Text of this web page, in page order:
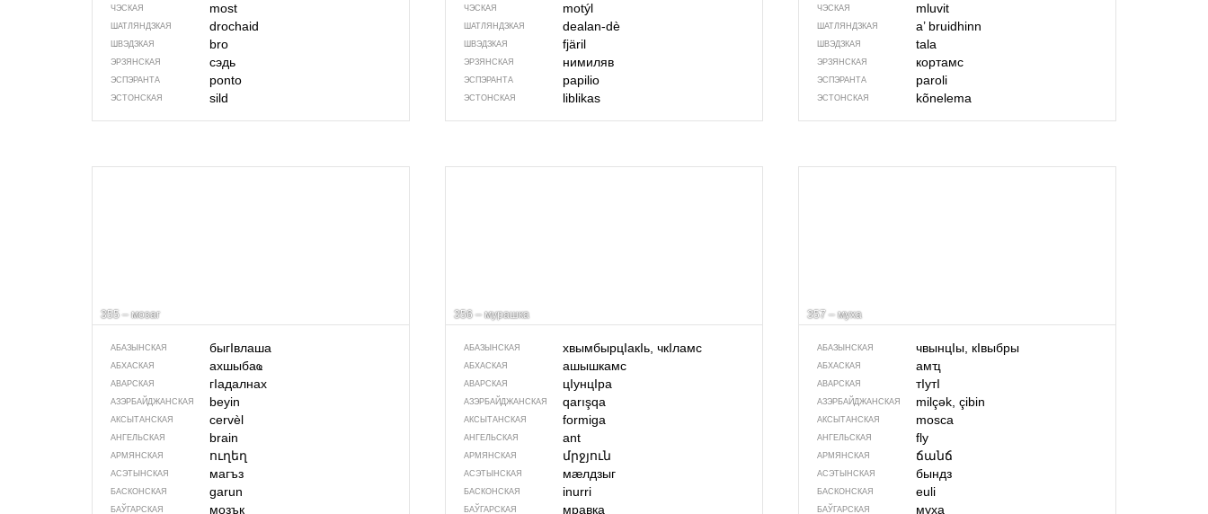
ЧЭСКАЯ most
ШАТЛЯНДЗКАЯ drochaid
ШВЭДЗКАЯ bro
ЭРЗЯНСКАЯ сэдь
ЭСПЭРАНТА ponto
ЭСТОНСКАЯ sild
ЧЭСКАЯ motýl
ШАТЛЯНДЗКАЯ dealan-dè
ШВЭДЗКАЯ fjäril
ЭРЗЯНСКАЯ нимиляв
ЭСПЭРАНТА papilio
ЭСТОНСКАЯ liblikas
ЧЭСКАЯ mluvit
ШАТЛЯНДЗКАЯ a’ bruidhinn
ШВЭДЗКАЯ tala
ЭРЗЯНСКАЯ кортамс
ЭСПЭРАНТА paroli
ЭСТОНСКАЯ kõnelema
355 – мозаг
АБАЗЫНСКАЯ быгIвлаша
АБХАСКАЯ ахшыбаҩ
АВАРСКАЯ гIадалнах
АЗЭРБАЙДЖАН­СКАЯ beyin
АКСЫТАНСКАЯ cervèl
АНГЕЛЬСКАЯ brain
АРМЯНСКАЯ ուղեղ
АСЭТЫНСКАЯ магъз
БАСКОНСКАЯ garun
БАЎГАРСКАЯ мозък
356 – мурашка
АБАЗЫНСКАЯ хвымбырцIакIь, чкIламс
АБХАСКАЯ ашышкамс
АВАРСКАЯ цIунцIра
АЗЭРБАЙДЖАН­СКАЯ qarışqa
АКСЫТАНСКАЯ formiga
АНГЕЛЬСКАЯ ant
АРМЯНСКАЯ մրջյուն
АСЭТЫНСКАЯ мӕлдзыг
БАСКОНСКАЯ inurri
БАЎГАРСКАЯ мравка
357 – муха
АБАЗЫНСКАЯ чвынцIы, кIвыбры
АБХАСКАЯ амҵ
АВАРСКАЯ тIутI
АЗЭРБАЙДЖАН­СКАЯ milçək, çibin
АКСЫТАНСКАЯ mosca
АНГЕЛЬСКАЯ fly
АРМЯНСКАЯ ճանճ
АСЭТЫНСКАЯ бындз
БАСКОНСКАЯ euli
БАЎГАРСКАЯ муха